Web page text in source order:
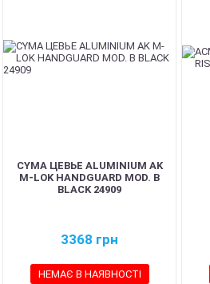
CYMA ЦЕВЬЕ ALUMINIUM AK
M-LOK HANDGUARD MOD. B
BLACK 24909
3368 грн
НЕМАЄ В НАЯВНОСТІ